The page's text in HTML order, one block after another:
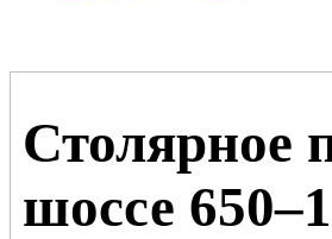
Столярное
шоссе